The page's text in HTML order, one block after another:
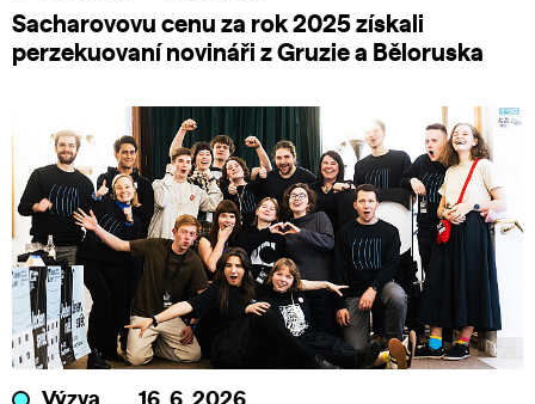
Sacharovovu cenu za rok 2025 získali
perzekuovaní novináři z Gruzie a Běloruska